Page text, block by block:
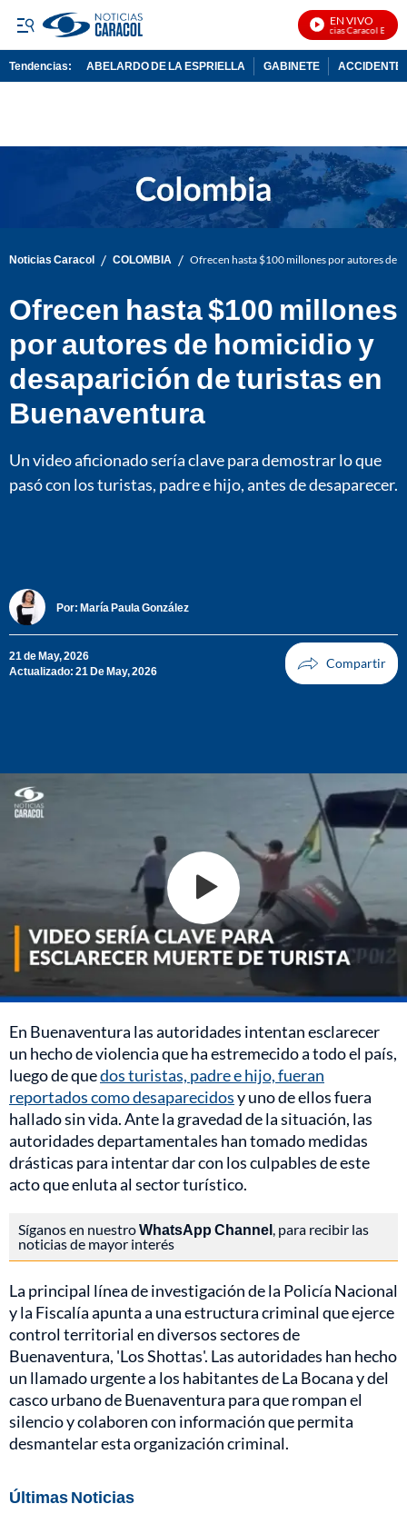
EN VIVO
Noticias Caracol En Vivo
Tendencias: ABELARDO DE LA ESPRIELLA GABINETE ACCIDENTE
Noticias Caracol / COLOMBIA / Ofrecen hasta $100 millones por autores de
Ofrecen hasta $100 millones
por autores de homicidio y
desaparición de turistas en
Buenaventura
Un video aficionado sería clave para demostrar lo que
pasó con los turistas, padre e hijo, antes de desaparecer.
Por: María Paula González
21 de May, 2026
Actualizado: 21 De May, 2026
En Buenaventura las autoridades intentan esclarecer
un hecho de violencia que ha estremecido a todo el país,
luego de quedos turistas, padre e hijo, fueran
reportados como desaparecidosy uno de ellos fuera
hallado sin vida. Ante la gravedad de la situación, las
autoridades departamentales han tomado medidas
drásticas para intentar dar con los culpables de este
acto que enluta al sector turístico.
Síganos en nuestroWhatsApp Channel , para recibir las
noticias de mayor interés
La principal línea de investigación de la Policía Nacional
y la Fiscalía apunta a una estructura criminal que ejerce
control territorial en diversos sectores de
Buenaventura, 'Los Shottas'. Las autoridades han hecho
un llamado urgente a los habitantes de La Bocana y del
casco urbano de Buenaventura para que rompan el
silencio y colaboren con información que permita
desmantelar esta organización criminal.
Últimas Noticias